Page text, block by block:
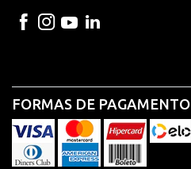
FORMAS DE PAGAMENTO